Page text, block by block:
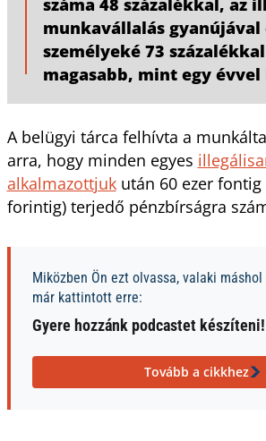
munkavállalás
személyeké 73
magasabb, mint egy
A belügyi tárca felhívta a
arra, hogy minden egyes
alkalmazottjukután 60 ezer fontig
forintig) terjedő pénzbírságra
Miközben Ön ezt olvassa, valaki máshol
már kattintott erre:
Gyere hozzánk podcastet készíteni!
Tovább a cikkhez